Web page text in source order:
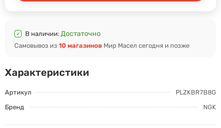
Характеристики
Артикул
PLZKBR7B8G
Бренд
NGK
В наличии: Достаточно
Самовывоз из 10 магазинов Мир Масел сегодня и позже